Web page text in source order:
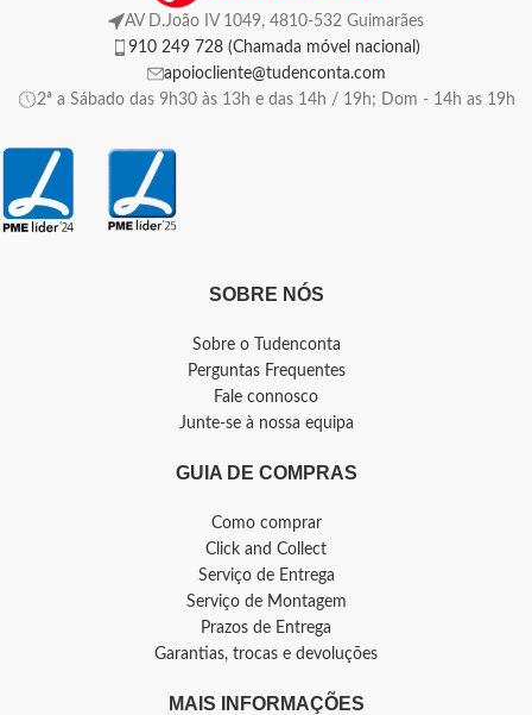
AV D.João IV 1049, 4810-532 Guimarães
910 249 728 (Chamada móvel nacional)
apoiocliente@tudenconta.com
2ª a Sábado das 9h30 às 13h e das 14h / 19h; Dom - 14h as 19h
SOBRE NÓS
Sobre o Tudenconta
Perguntas Frequentes
Fale connosco
Junte-se à nossa equipa
GUIA DE COMPRAS
Como comprar
Click and Collect
Serviço de Entrega
Serviço de Montagem
Prazos de Entrega
Garantias, trocas e devoluções
MAIS INFORMAÇÕES